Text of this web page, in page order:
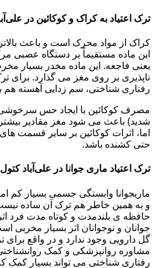
ترک اعتیاد به کراک و کوکائین در
کراک از مواد محرک است و باعث
این ماده مستقیماً بر دستگاه عصبی
یعنی فاجعه. این ماده مخدر بسیار
ناپذیری بر روی مغز می گذارد. برای
رفتاری شناختی، سم زدایی آهسته هم
مصرف کوکائین با ایجاد حس
شدید) باعث می شود مغز مقادیر
اما، اثرات کوکائین بر سایر قسمت
حتی کشنده باشد.
ترک اعتیاد ماری جوانا در علی‌آباد کتول
ماریجوانا وابستگی جسمی بسیار کم
و به همین خاطر هم ترک آن ساده
حافظه ی بلندمدت و کوتاه مدت فرد
جوانان و نوجوانان اثر بسیار مخربی
گل دارویی وجود ندارد و در واقع برای
مشاوره روانپزشکی و کمک
رفتاری شناختی می تواند بسیار کمک